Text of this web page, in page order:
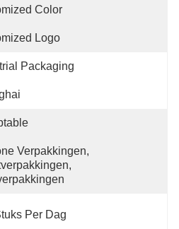
Color
Logo
Packaging
Verpakkingen,
Per Dag